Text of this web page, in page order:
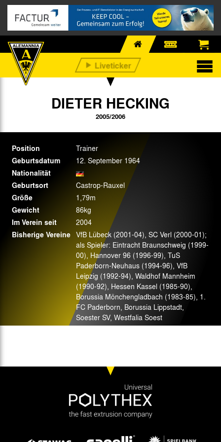
DIETER HECKING
2005/2006
Position Trainer
Geburtsdatum 12. September 1964
Nationalität
Geburtsort
Castrop-Rauxel
Größe 1,79m
Gewicht 86kg
Im Verein seit 2004
Bisherige Vereine VfB Lübeck (2001-04), SC Verl (2000-01);
als Spieler: Eintracht Braunschweig (1999-
00), Hannover 96 (1996-99), TuS
Paderborn-Neuhaus (1994-96), VfB
Leipzig (1992-94), Waldhof Mannheim
(1990-92), Hessen Kassel (1985-90),
Borussia Mönchengladbach (1983-85), 1.
FC Paderborn, Borussia Lippstadt,
Soester SV, Westfalia Soest